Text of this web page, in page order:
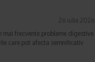
26 iulie 2026
frecvente probleme digestive
care pot afecta semnificativ